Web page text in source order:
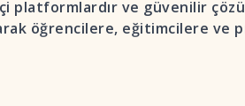
platformlardır ve güvenilir
öğrencilere, eğitimcilere ve